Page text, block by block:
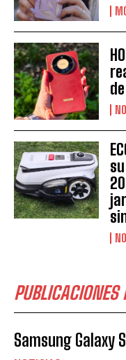
PUBLICACIONES
Samsung Galaxy